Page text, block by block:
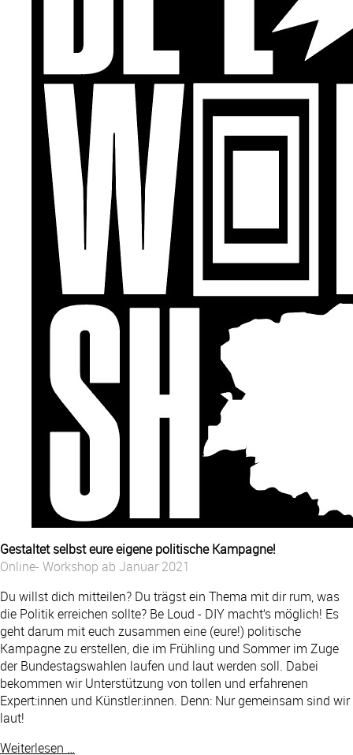
Gestaltet selbst eure eigene politische Kampagne!
Online- Workshop ab Januar 2021
Du willst dich mitteilen? Du trägst ein Thema mit dir rum, was
die Politik erreichen sollte? Be Loud - DIY macht‘s möglich! Es
geht darum mit euch zusammen eine (eure!) politische
Kampagne zu erstellen, die im Frühling und Sommer im Zuge
der Bundestagswahlen laufen und laut werden soll. Dabei
bekommen wir Unterstützung von tollen und erfahrenen
Expert:innen und Künstler:innen. Denn: Nur gemeinsam sind wir
laut!
Weiterlesen …